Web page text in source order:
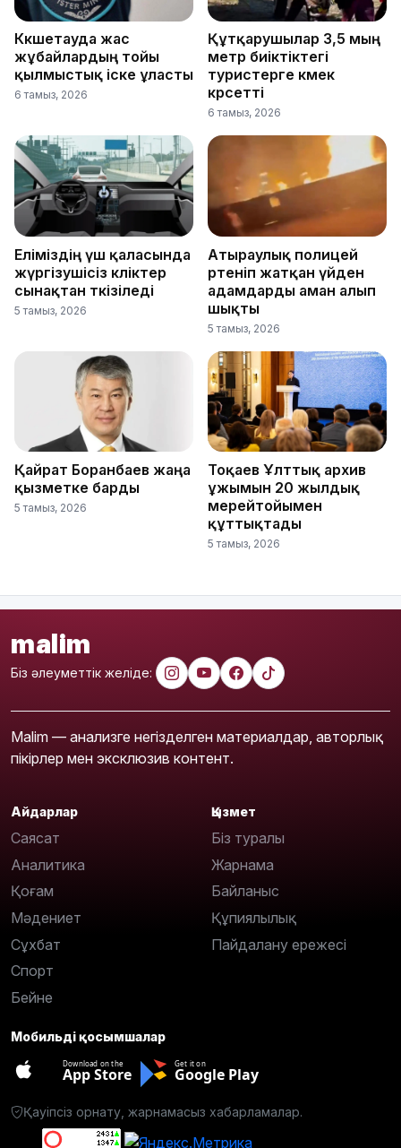
Көкшетауда жас
жұбайлардың тойы
қылмыстық іске ұласты
6 тамыз, 2026
Құтқарушылар 3,5 мың
метр биіктіктегі
туристерге көмек
көрсетті
6 тамыз, 2026
Еліміздің үш қаласында
жүргізушісіз көліктер
сынақтан өткізіледі
5 тамыз, 2026
Атыраулық полицей
өртеніп жатқан үйден
адамдарды аман алып
шықты
5 тамыз, 2026
Қайрат Боранбаев жаңа
қызметке барды
5 тамыз, 2026
Тоқаев Ұлттық архив
ұжымын 20 жылдық
мерейтойымен
құттықтады
5 тамыз, 2026
malim
Біз әлеуметтік желіде:
Malim — анализге негізделген материалдар, авторлық
пікірлер мен эксклюзив контент.
Айдарлар
Саясат
Аналитика
Қоғам
Мәдениет
Сұхбат
Спорт
Бейне
Қызмет
Біз туралы
Жарнама
Байланыс
Құпиялылық
Пайдалану ережесі
Мобильді қосымшалар
Download on the
App Store
Get it on
Google Play
Қауіпсіз орнату, жарнамасыз хабарламалар.